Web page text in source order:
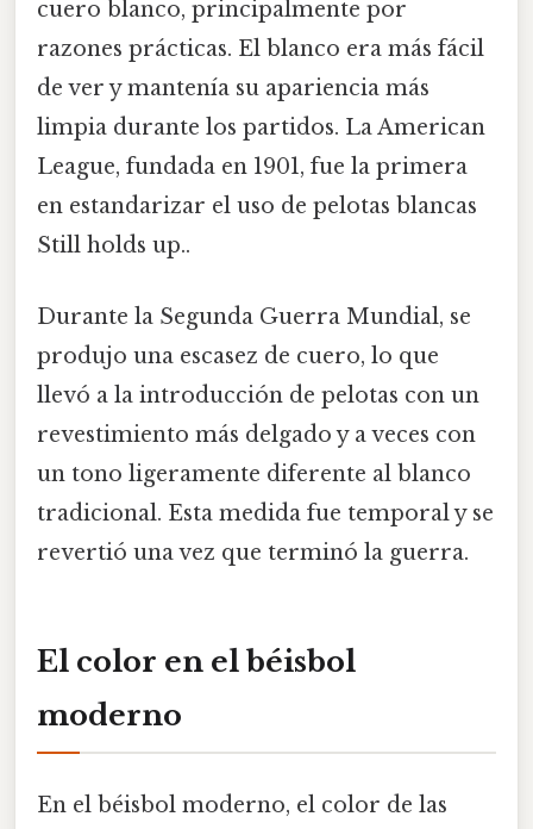
cuero blanco, principalmente por
razones prácticas. El blanco era más fácil
de ver y mantenía su apariencia más
limpia durante los partidos. La American
League, fundada en 1901, fue la primera
en estandarizar el uso de pelotas blancas
Still holds up..
Durante la Segunda Guerra Mundial, se
produjo una escasez de cuero, lo que
llevó a la introducción de pelotas con un
revestimiento más delgado y a veces con
un tono ligeramente diferente al blanco
tradicional. Esta medida fue temporal y se
revertió una vez que terminó la guerra.
El color en el béisbol
moderno
En el béisbol moderno, el color de las